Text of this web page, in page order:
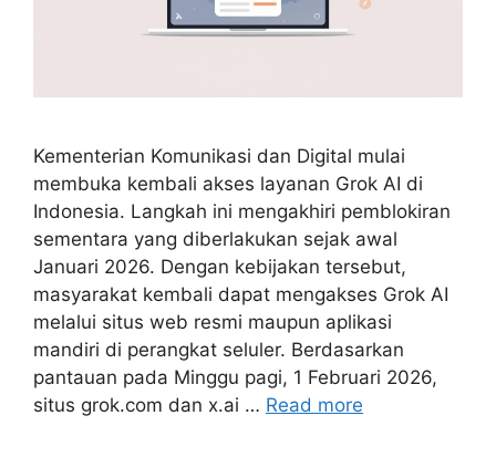
Kementerian Komunikasi dan Digital mulai
membuka kembali akses layanan Grok AI di
Indonesia. Langkah ini mengakhiri pemblokiran
sementara yang diberlakukan sejak awal
Januari 2026. Dengan kebijakan tersebut,
masyarakat kembali dapat mengakses Grok AI
melalui situs web resmi maupun aplikasi
mandiri di perangkat seluler. Berdasarkan
pantauan pada Minggu pagi, 1 Februari 2026,
situs grok.com dan x.ai … Read more